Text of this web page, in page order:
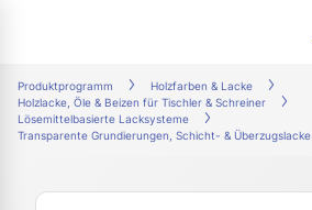
Produktprogramm
Holzfarben & Lacke
Holzlacke, Öle & Beizen für Tischler & Schreiner
Lösemittelbasierte Lacksysteme
Transparente Grundierungen, Schicht- & Überzugslacke